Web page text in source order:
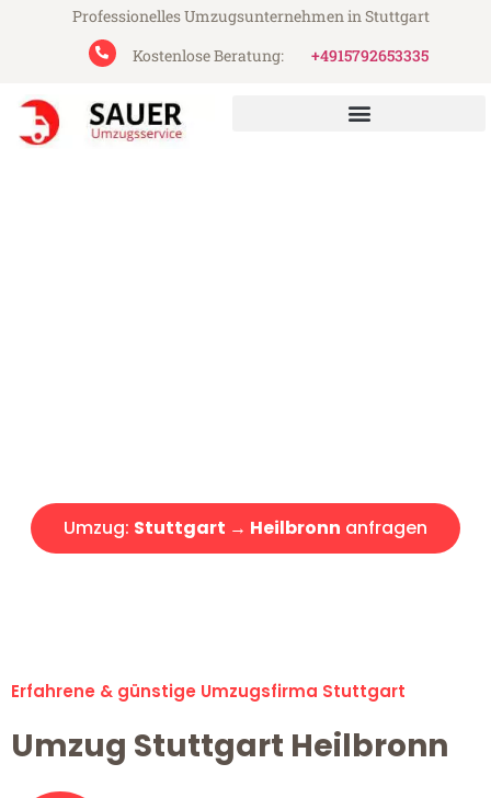
Professionelles Umzugsunternehmen in Stuttgart
Kostenlose Beratung:
+4915792653335
Umzug: Stuttgart → Heilbronn anfragen
Erfahrene & günstige Umzugsfirma Stuttgart
Umzug Stuttgart Heilbronn